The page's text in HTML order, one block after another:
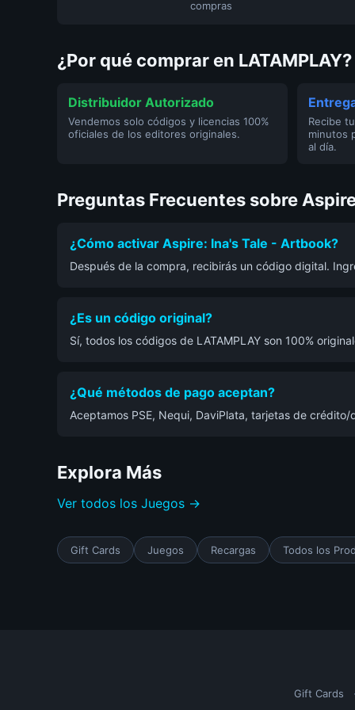
compras
¿Por qué comprar en LATAMPLAY?
Distribuidor Autorizado
Vendemos solo códigos y licencias 100%
oficiales de los editores originales.
Recibe
minutos
al día.
Preguntas Frecuentes sobre
¿Cómo activar Aspire: Ina's Tale - Artbook?
Después de la compra, recibirás un código digital.
¿Es un código original?
Sí, todos los códigos de LATAMPLAY son 100%
¿Qué métodos de pago aceptan?
Aceptamos PSE, Nequi, DaviPlata, tarjetas de
Explora Más
Ver todos los Juegos →
Gift Cards Juegos Recargas Todos los
Gift Cards